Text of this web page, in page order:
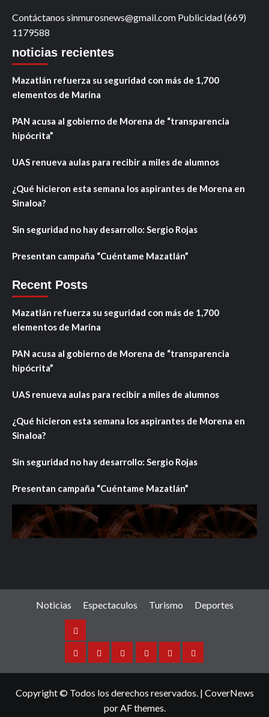
Contáctanos sinmurosnews@gmail.com Publicidad (669)
1179588
noticias recientes
Mazatlán refuerza su seguridad con más de 1,700
elementos de Marina
PAN acusa al gobierno de Morena de “transparencia
hipócrita”
UAS renueva aulas para recibir a miles de alumnos
¿Qué hicieron esta semana los aspirantes de Morena en
Sinaloa?
Sin seguridad no hay desarrollo: Sergio Rojas
Presentan campaña “Cuéntame Mazatlán”
Recent Posts
Mazatlán refuerza su seguridad con más de 1,700
elementos de Marina
PAN acusa al gobierno de Morena de “transparencia
hipócrita”
UAS renueva aulas para recibir a miles de alumnos
¿Qué hicieron esta semana los aspirantes de Morena en
Sinaloa?
Sin seguridad no hay desarrollo: Sergio Rojas
Presentan campaña “Cuéntame Mazatlán”
Noticias Espectaculos Turismo Deportes
Noticias
SinaloaNacionalInternacionalEspectaculos
TurismoDeportes
Copyright © Todos los derechos reservados. | CoverNews
por AF themes.